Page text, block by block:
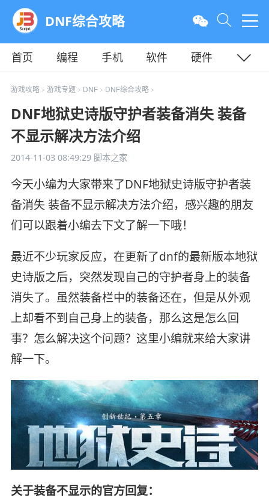
DNF综合攻略
首页 编程 手机 软件
硬件
教程
平面 服务器
游戏攻略> 游戏专题 > DNF> DNF综合攻略>
DNF地狱史诗版守护者装备消失 装备
不显示解决方法介绍
2014-11-03 08:49:29脚本之家
今天小编为大家带来了DNF地狱史诗版守护者装
备消失 装备不显示解决方法介绍，感兴趣的朋友
们可以跟着小编去下文了解一下哦！
最近不少玩家反应，在更新了dnf的最新版本地狱
史诗版之后，突然发现自己的守护者身上的装备
消失了。虽然装备栏中的装备还在，但是从外观
上却看不到自己身上的装备，那么这是怎么回
事？怎么解决这个问题？这里小编就来给大家讲
解一下。
关于装备不显示的官方回复：